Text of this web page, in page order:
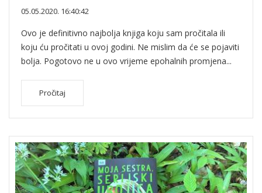
05.05.2020. 16:40:42
Ovo je definitivno najbolja knjiga koju sam pročitala ili
koju ću pročitati u ovoj godini. Ne mislim da će se pojaviti
bolja. Pogotovo ne u ovo vrijeme epohalnih promjena...
Pročitaj